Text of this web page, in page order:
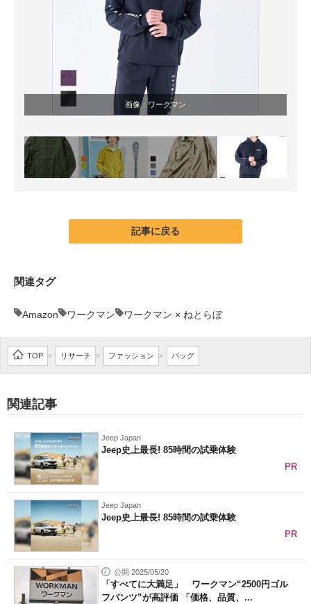
画像：ワークマン
記事に戻る
関連タグ
Amazon ワークマン ワークマン × ねとらぼ
TOP > リサーチ > ファッション > バッグ
関連記事
Jeep Japan
Jeep史上最長! 85時間の試乗体験
PR
Jeep Japan
Jeep史上最長! 85時間の試乗体験
PR
公開 2025/05/20
「すべてに大満足」 ワークマン“2500円ゴル
フパンツ”が高評価 「価格、品質、...